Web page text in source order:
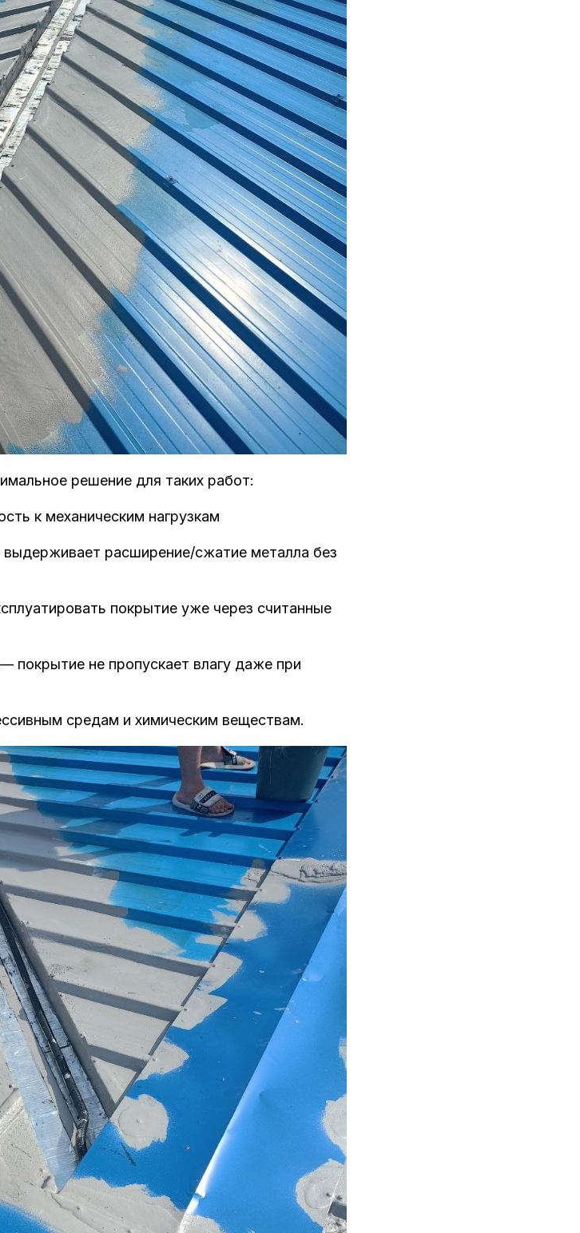
решение для таких работ:
к механическим нагрузкам
расширение/сжатие металла без
покрытие уже через считанные
покрытие не пропускает влагу даже при
средам и химическим веществам.